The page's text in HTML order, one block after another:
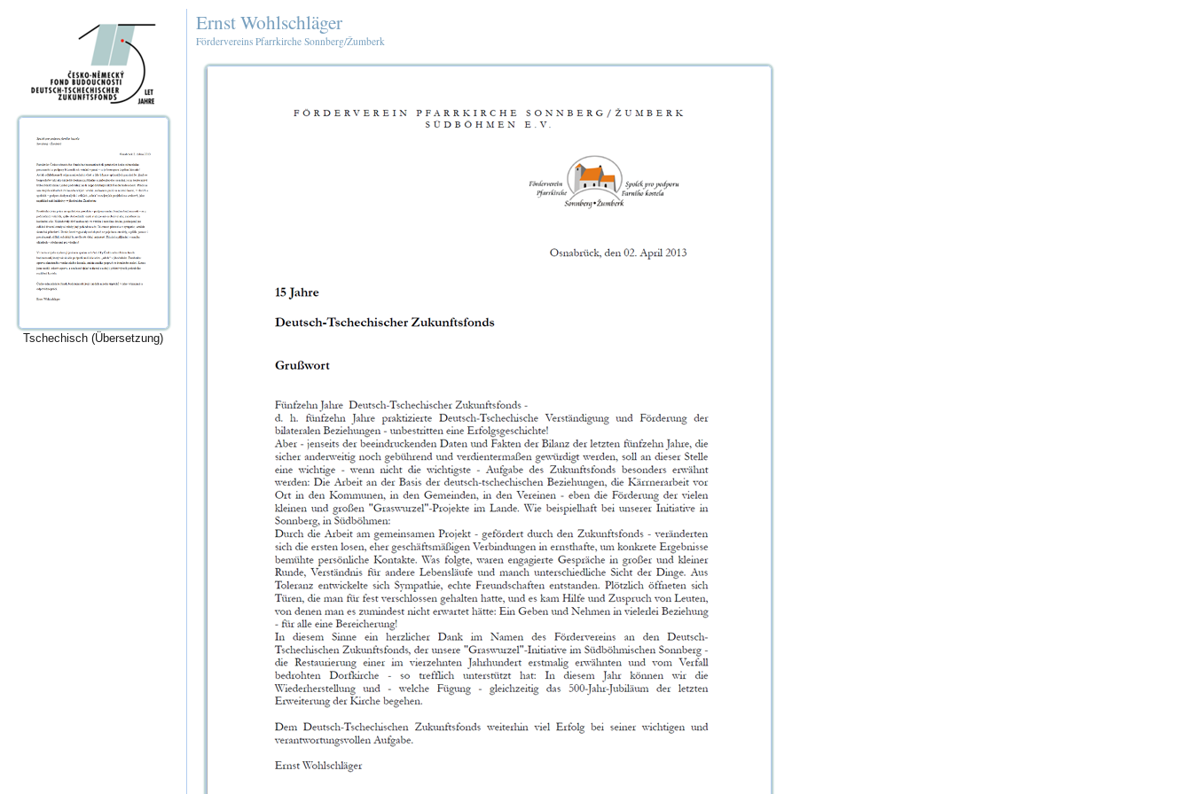
Tschechisch (Übersetzung)
Ernst Wohlschläger
Fördervereins Pfarrkirche Sonnberg/Žumberk